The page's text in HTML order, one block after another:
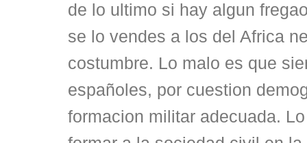
de lo ultimo si hay algun
se lo vendes a los del Africa
costumbre. Lo malo es que
españoles, por cuestion
formacion militar adecuada.